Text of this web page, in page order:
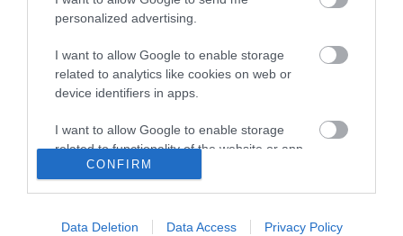
personalized advertising.
I want to allow Google to enable storage
related to analytics like cookies on web or
device identifiers in apps.
I want to allow Google to enable storage
related to functionality of the website or app.
CONFIRM
Data Deletion Data Access Privacy Policy
delfinanya
top cikkek:
Nem is olyan egészséges a népszerű banán?
top fórum témák:
Tanár Úr gyere, mindjárt lesz Lillád!
2022.05.10 21:07